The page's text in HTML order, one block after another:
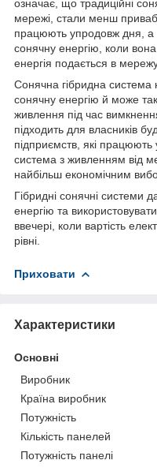
означає, що традиційні
мережі, стали менш
працюють упродовж дня, а
сонячну енергію, коли вона
енергія подається в
Сонячна гібридна
сонячну енергію й може
живлення під час
підходить для власників
підприємств, які
система з живленням від
найбільш економічним
Гібридні сонячні системи
енергію та
ввечері, коли вартість
рівні.
Приховати
Характеристики
Основні
Виробник
Країна виробник
Потужність
Кількість панелей
Потужність панелі